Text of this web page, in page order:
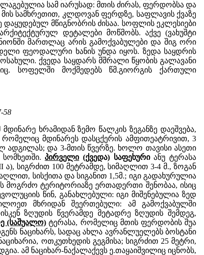
სამ იარუსად: მთის ძირას, ფერდობსა და
სამხრეთით, კლდოვან ფერდზე, საფლავის ქვაზე
დაყუდებულ მწიგნობრის ძისაა. სოფლის ეკლესიები
დეტალები მოწმობს. აქვე (ვახუშტი
მართლაც არის გამოქვაბულები და შიგ ორი
ფეოდალური ხანის უნდა იყოს. ზედა საყდრის
ქვედა საყდარს მშრალი წყობის გალავანი
სოფელში მოქმედებს წმ.გიორგის ქართული
58
ხრამიდან ზემო წალკის ზეგანზე დაეშვება,
რომელიც მდინარეს დასცქერის ამფითეატრივით, 3
ადგილას; და 3-მთის წვერზე. ხოლო თავისი ასეთი
სომხეთში.პირველი(ქვედა) საფეხურიანუ ტერასა
სიგრძით 100 მეტრამდე, სიმაღლით 3-4 მ., ზოგან
სისქითა და სიგანით 1,5მ.; იგი გადახურულია
მოგრძო ტერიტორიაზე ერთადერთი შენობაა, ისიც
წინ, განახლებული: იგი მიშენებულია ზედ
მხრიდან შეერთებული: ამ გამოქვაბულში
ზღუდის წვერამდე მეტადრე ზღუდის შემდეგ,
(საშუალო) ტერასა, რომელიც მთის ფერდობის შუა
ნაციხარს, სადაც ახლა ავრანლუელებს ბოსტანი
ოთკუთხედის გეგმისა; სიგრძით 25 მეტრი,
ამ ნაციხარ-ნაქალაქევს ე.თაყაიშვილიც იცნობს,